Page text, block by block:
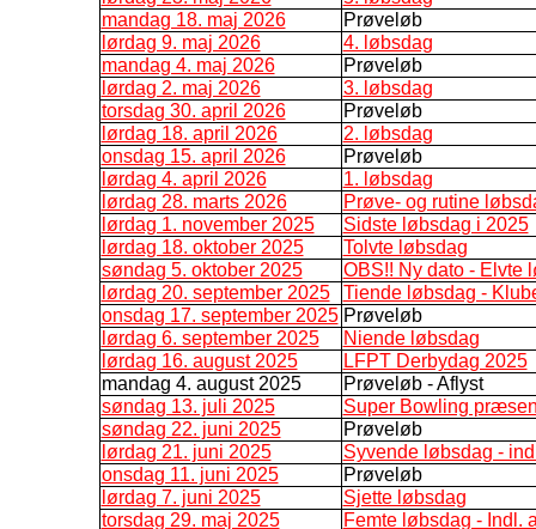
mandag 18. maj 2026
Prøveløb
lørdag 9. maj 2026
4. løbsdag
mandag 4. maj 2026
Prøveløb
lørdag 2. maj 2026
3. løbsdag
torsdag 30. april 2026
Prøveløb
lørdag 18. april 2026
2. løbsdag
onsdag 15. april 2026
Prøveløb
lørdag 4. april 2026
1. løbsdag
lørdag 28. marts 2026
Prøve- og rutine
lørdag 1. november 2025
Sidste løbsdag i 2025
lørdag 18. oktober 2025
Tolvte løbsdag
søndag 5. oktober 2025
OBS!! Ny dato - Elvte
lørdag 20. september 2025
Tiende løbsdag -
onsdag 17. september 2025 Prøveløb
lørdag 6. september 2025
Niende løbsdag
lørdag 16. august 2025
LFPT Derbydag 2025
mandag 4. august 2025
Prøveløb - Aflyst
søndag 13. juli 2025
Super Bowling
søndag 22. juni 2025
Prøveløb
lørdag 21. juni 2025
Syvende løbsdag -
onsdag 11. juni 2025
Prøveløb
lørdag 7. juni 2025
Sjette løbsdag
torsdag 29. maj 2025
Femte løbsdag - Indl.